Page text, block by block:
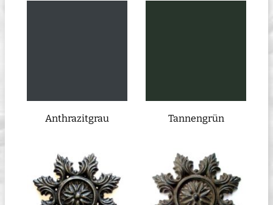
Anthrazitgrau Tannengrün